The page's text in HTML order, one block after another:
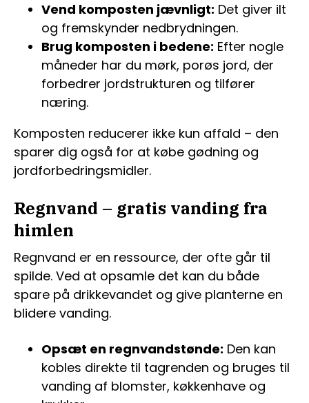
Vend komposten jævnligt: Det giver ilt
og fremskynder nedbrydningen.
Brug komposten i bedene: Efter nogle
måneder har du mørk, porøs jord, der
forbedrer jordstrukturen og tilfører
næring.
Komposten reducerer ikke kun affald – den
sparer dig også for at købe gødning og
jordforbedringsmidler.
Regnvand – gratis vanding fra
himlen
Regnvand er en ressource, der ofte går til
spilde. Ved at opsamle det kan du både
spare på drikkevandet og give planterne en
blidere vanding.
Opsæt en regnvandstønde: Den kan
kobles direkte til tagrenden og bruges til
vanding af blomster, køkkenhave og